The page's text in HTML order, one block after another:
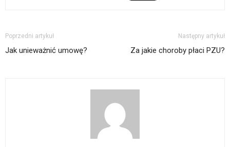
Poprzedni artykuł
Jak unieważnić umowę?
Następny artykuł
Za jakie choroby płaci PZU?